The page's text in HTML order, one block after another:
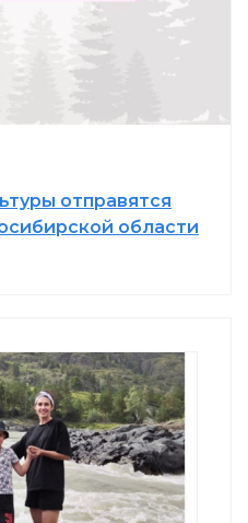
отправятся
области